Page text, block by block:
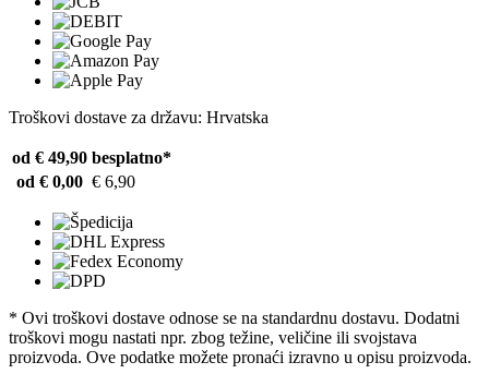
Troškovi dostave za državu: Hrvatska
od € 49,90 besplatno*
od € 0,00 € 6,90
* Ovi troškovi dostave odnose se na standardnu ​​dostavu. Dodatni
troškovi mogu nastati npr. zbog težine, veličine ili svojstava
proizvoda. Ove podatke možete pronaći izravno u opisu proizvoda.